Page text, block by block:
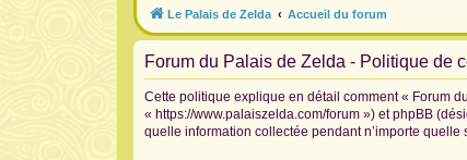
Le Palais de Zelda Accueil du forum
Forum du Palais de Zelda - Politique de
Cette politique explique en détail comment « Forum
« https://www.palaiszelda.com/forum ») et phpBB
quelle information collectée pendant n’importe